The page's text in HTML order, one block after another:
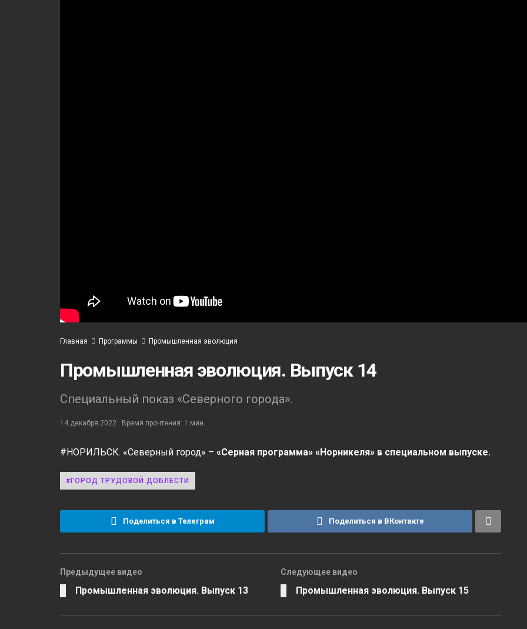
Главная Программы Промышленная эволюция
Промышленная эволюция. Выпуск 14
Специальный показ «Северного города».
14 декабря 2022 Время прочтения: 1 мин.
#НОРИЛЬСК. «Северный город» – «Серная программа» «Норникеля» в специальном выпуске.
#ГОРОД ТРУДОВОЙ ДОБЛЕСТИ
Поделиться в Телеграм Поделиться в ВКонтакте
Предыдущее видео
Промышленная эволюция. Выпуск 13
Следующее видео
Промышленная эволюция. Выпуск 15